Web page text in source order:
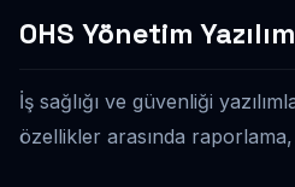
OHS Yönetim
İş sağlığı ve güvenliği
özellikler arasında